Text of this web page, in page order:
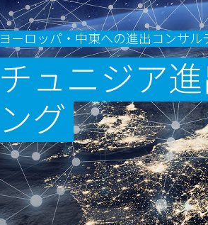
ヨーロッパ・中東への進出コンサル
チュニジア
ング